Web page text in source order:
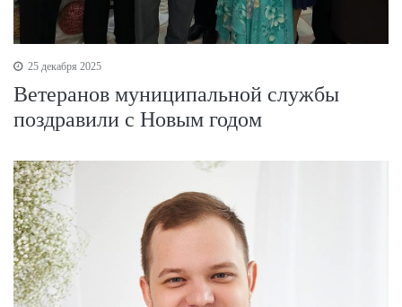
25 декабря 2025
Ветеранов муниципальной службы
поздравили с Новым годом